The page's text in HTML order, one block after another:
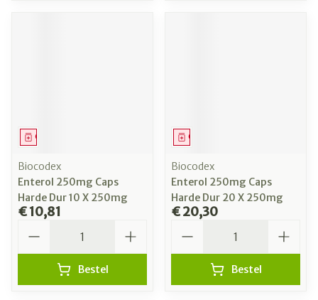
Geneesmiddel
Biocodex
Enterol 250mg Caps
Harde Dur 10 X 250mg
€ 10,81
Bestel
Geneesmiddel
Biocodex
Enterol 250mg Caps
Harde Dur 20 X 250mg
€ 20,30
Bestel